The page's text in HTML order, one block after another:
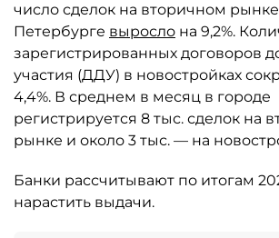
число сделок на вторичном
Петербурге выросло на 9,2%.
зарегистрированных договоров
участия (ДДУ) в новостройках
4,4%. В среднем в месяц в городе
регистрируется 8 тыс. сделок на
рынке и около 3 тыс. — на
Банки рассчитывают по итогам
нарастить выдачи.